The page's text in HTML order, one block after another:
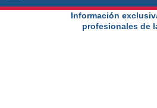
Información
profesionales de